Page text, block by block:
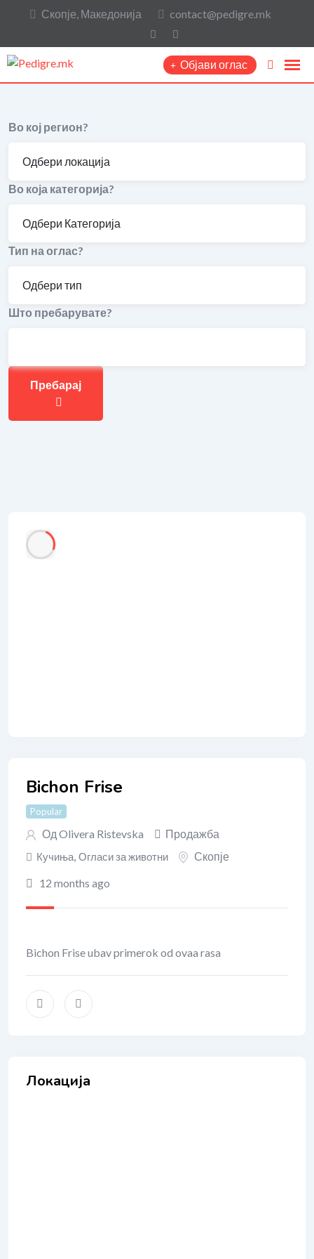
Скопје, Македонија contact@pedigre.mk
Објави оглас
Во кој регион?
Во која категорија?
Тип на оглас?
Што пребарувате?
Пребарај
Bichon Frise
Popular
Од Olivera Ristevska Продажба
Кучиња, Огласи за животни
Скопје
12 months ago
Bichon Frise ubav primerok od ovaa rasa
Локација